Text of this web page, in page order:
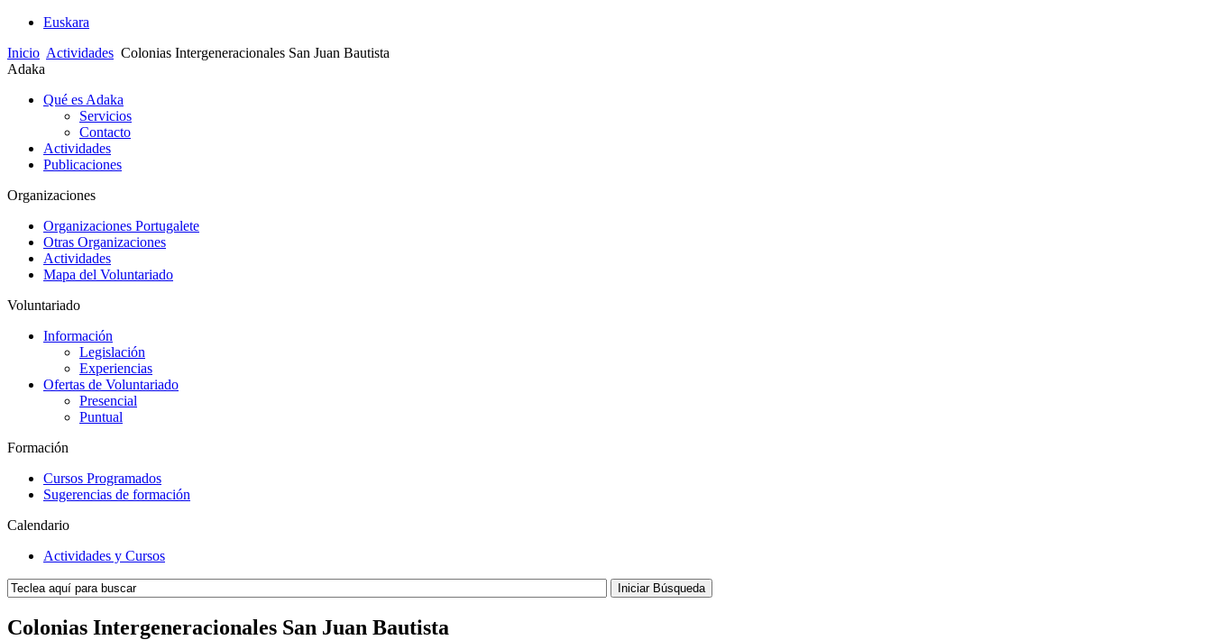
Euskara
Inicio Actividades Colonias Intergeneracionales San Juan Bautista
Adaka
Qué es Adaka
Servicios
Contacto
Actividades
Publicaciones
Organizaciones
Organizaciones Portugalete
Otras Organizaciones
Actividades
Mapa del Voluntariado
Voluntariado
Información
Legislación
Experiencias
Ofertas de Voluntariado
Presencial
Puntual
Formación
Cursos Programados
Sugerencias de formación
Calendario
Actividades y Cursos
Colonias Intergeneracionales San Juan Bautista